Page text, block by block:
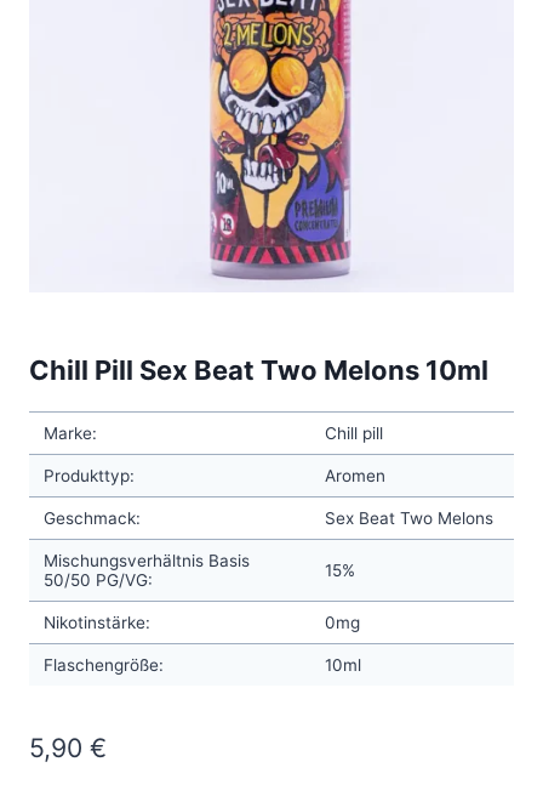
Chill Pill Sex Beat Two Melons 10ml
Marke: Chill pill
Produkttyp: Aromen
Geschmack: Sex Beat Two Melons
Mischungsverhältnis Basis
50/50 PG/VG:
15%
Nikotinstärke: 0mg
Flaschengröße: 10ml
5,90 €